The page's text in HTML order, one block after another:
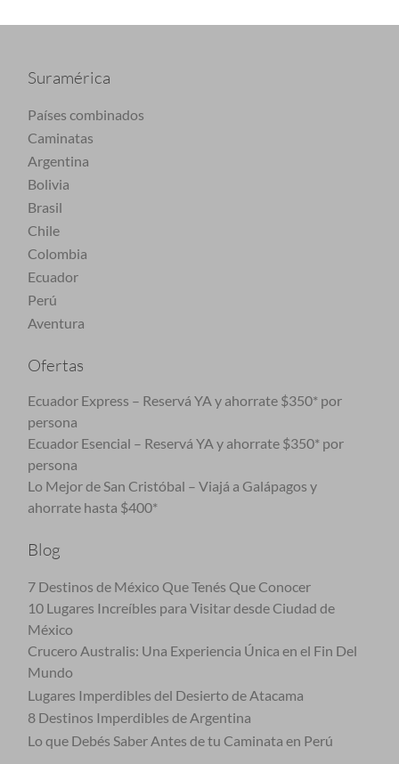
Suramérica
Países combinados
Caminatas
Argentina
Bolivia
Brasil
Chile
Colombia
Ecuador
Perú
Aventura
Ofertas
Ecuador Express – Reservá YA y ahorrate $350* por
persona
Ecuador Esencial – Reservá YA y ahorrate $350* por
persona
Lo Mejor de San Cristóbal – Viajá a Galápagos y
ahorrate hasta $400*
Blog
7 Destinos de México Que Tenés Que Conocer
10 Lugares Increíbles para Visitar desde Ciudad de
México
Crucero Australis: Una Experiencia Única en el Fin Del
Mundo
Lugares Imperdibles del Desierto de Atacama
8 Destinos Imperdibles de Argentina
Lo que Debés Saber Antes de tu Caminata en Perú